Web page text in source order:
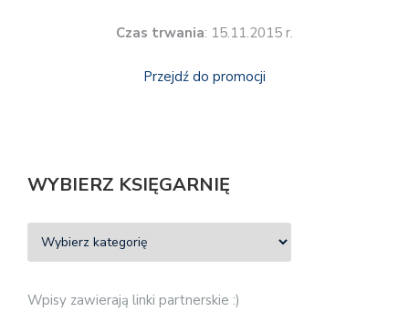
Czas trwania: 15.11.2015 r.
Przejdź do promocji
WYBIERZ KSIĘGARNIĘ
Wpisy zawierają linki partnerskie :)